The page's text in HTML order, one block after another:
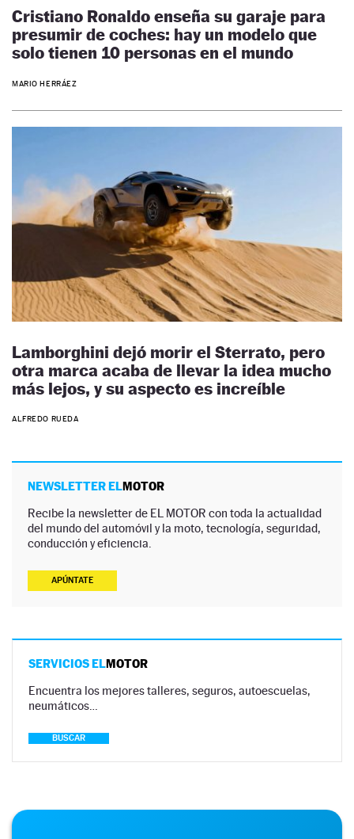
Cristiano Ronaldo enseña su garaje para
presumir de coches: hay un modelo que
solo tienen 10 personas en el mundo
MARIO HERRÁEZ
Lamborghini dejó morir el Sterrato, pero
otra marca acaba de llevar la idea mucho
más lejos, y su aspecto es increíble
ALFREDO RUEDA
NEWSLETTER ELMOTOR
Recibe la newsletter de EL MOTOR con toda la actualidad
del mundo del automóvil y la moto, tecnología, seguridad,
conducción y eficiencia.
APÚNTATE
SERVICIOS ELMOTOR
Encuentra los mejores talleres, seguros, autoescuelas,
neumáticos…
BUSCAR